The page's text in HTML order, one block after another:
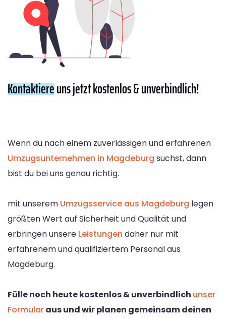
Kontaktiereuns jetzt kostenlos & unverbindlich!
Wenn du nach einem zuverlässigen und erfahrenen
Umzugsunternehmen in Magdeburg suchst, dann
bist du bei uns genau richtig.
mit unserem Umzugsservice aus Magdeburg legen
größten Wert auf Sicherheit und Qualität und
erbringen unsere Leistungen daher nur mit
erfahrenem und qualifiziertem Personal aus
Magdeburg.
Fülle noch heute kostenlos & unverbindlich unser
Formularaus und wir planen gemeinsam deinen